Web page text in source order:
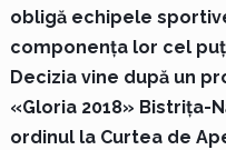
obligă echipele
componența lor cel
Decizia vine după un
«Gloria 2018» Bistrița-
ordinul la Curtea de